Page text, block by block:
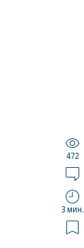
472
3 мин.